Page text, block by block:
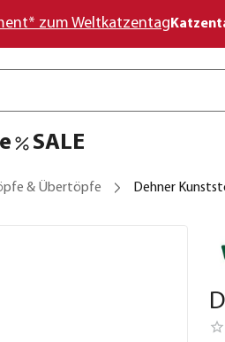
zum Weltkatzentag
SALE
& Übertöpfe Dehner